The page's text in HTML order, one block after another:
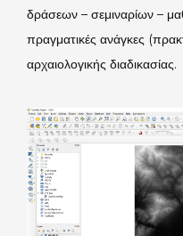
δράσεων – σεμιναρίων –
πραγματικές ανάγκες
αρχαιολογικής διαδικασίας.